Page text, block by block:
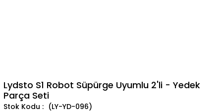
Lydsto S1 Robot Süpürge Uyumlu 2'li - Yedek
Parça Seti
(LY-YD-096)